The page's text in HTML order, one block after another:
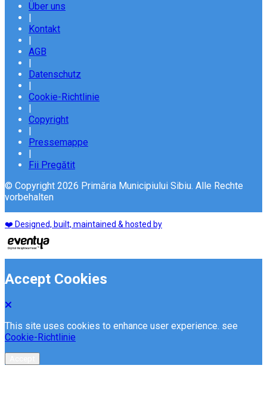
Über uns
Kontakt
AGB
Datenschutz
Cookie-Richtlinie
Copyright
Pressemappe
Fii Pregătit
© Copyright 2026 Primăria Municipiului Sibiu. Alle Rechte
vorbehalten
❤️ Designed, built, maintained & hosted by
Accept Cookies
This site uses cookies to enhance user experience. see
Cookie-Richtlinie